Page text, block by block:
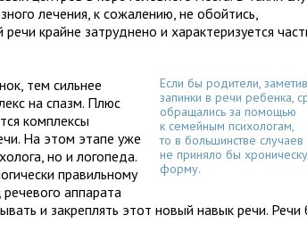
лечения, к сожалению, не обойтись,
крайне затруднено и характеризуется
Если бы родители,
запинки в речи ребенка,
обращались за помощью
к семейным психологам,
то в большинстве случаев
не приняло бы
форму.
тем сильнее
на спазм. Плюс
комплексы
На этом этапе уже
но и логопеда.
правильному
аппарата
и закреплять этот новый навык речи. Речи